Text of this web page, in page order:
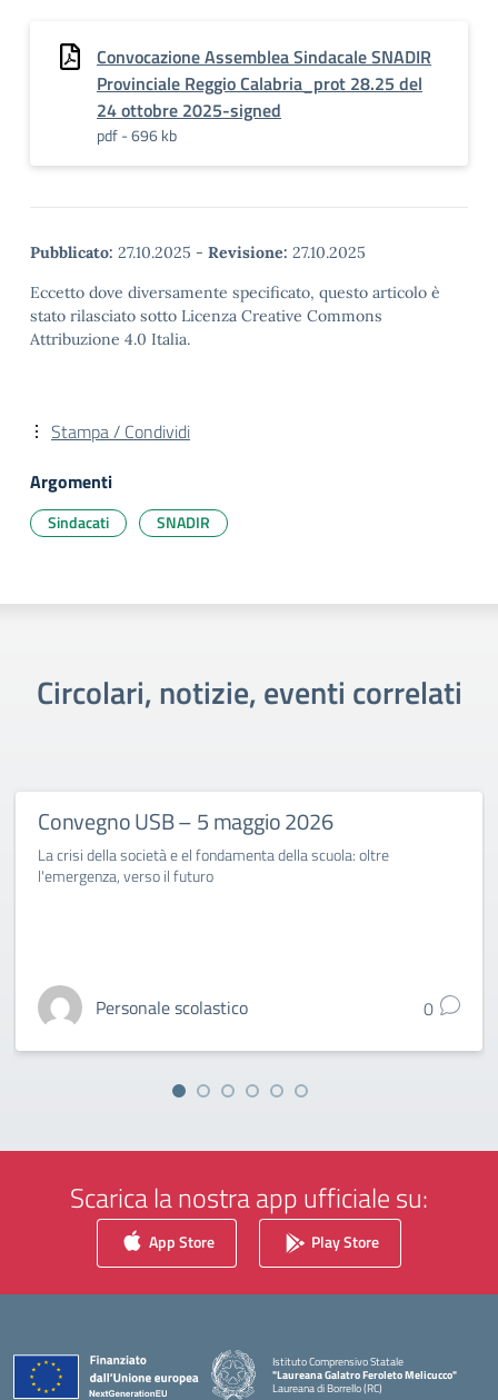
Convocazione Assemblea Sindacale SNADIR
Provinciale Reggio Calabria_prot 28.25 del
24 ottobre 2025-signed
pdf - 696 kb
Pubblicato: 27.10.2025 - Revisione: 27.10.2025
Eccetto dove diversamente specificato, questo articolo è
stato rilasciato sotto Licenza Creative Commons
Attribuzione 4.0 Italia.
Stampa / Condividi
Argomenti
Sindacati SNADIR
Circolari, notizie, eventi correlati
Convegno USB – 5 maggio 2026
La crisi della società e el fondamenta della scuola: oltre
l'emergenza, verso il futuro
Personale scolastico 0
Scarica la nostra app ufficiale su:
App Store Play Store
Istituto Comprensivo Statale
"Laureana Galatro Feroleto Melicucco"
Laureana di Borrello (RC)